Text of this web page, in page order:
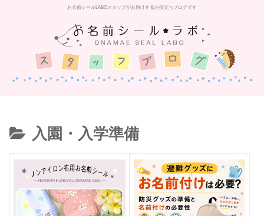
お名前シールLABOスタッフがお届けするお役立ちブログです
入園・入学準備